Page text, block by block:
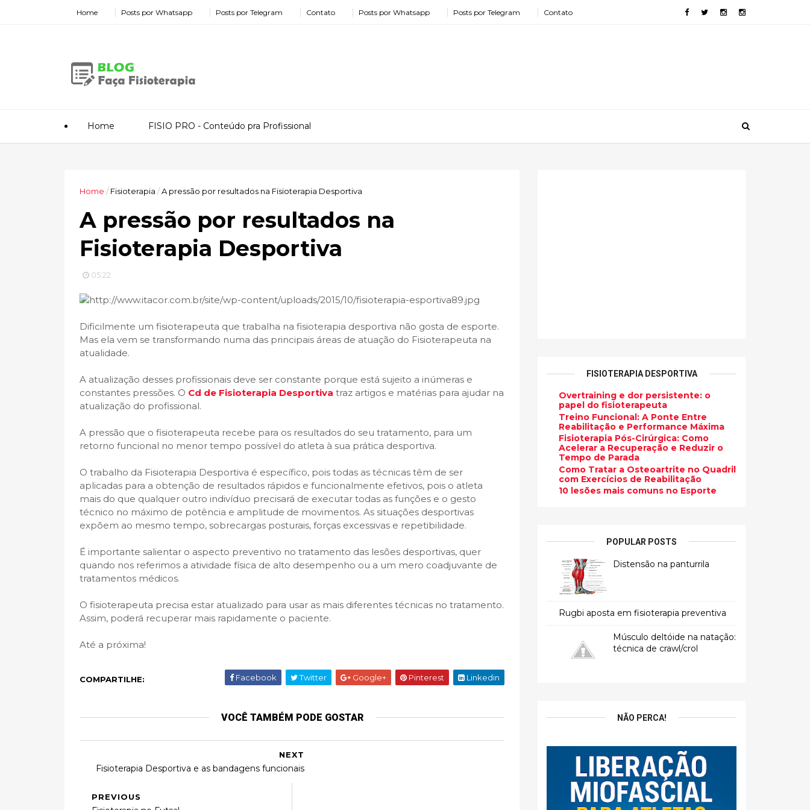
Home Posts por Whatsapp Posts por Telegram Contato Posts por Whatsapp Posts por Telegram Contato
Home FISIO PRO - Conteúdo pra Profissional
Home /Fisioterapia /A pressão por resultados na Fisioterapia Desportiva
A pressão por resultados na
Fisioterapia Desportiva
05:22
Dificilmente um fisioterapeuta que trabalha na fisioterapia desportiva não gosta de esporte.
Mas ela vem se transformando numa das principais áreas de atuação do Fisioterapeuta na
atualidade.
A atualização desses profissionais deve ser constante porque está sujeito a inúmeras e
constantes pressões. O Cd de Fisioterapia Desportiva traz artigos e matérias para ajudar na
atualização do profissional.
A pressão que o fisioterapeuta recebe para os resultados do seu tratamento, para um
retorno funcional no menor tempo possível do atleta à sua prática desportiva.
O trabalho da Fisioterapia Desportiva é específico, pois todas as técnicas têm de ser
aplicadas para a obtenção de resultados rápidos e funcionalmente efetivos, pois o atleta
mais do que qualquer outro indivíduo precisará de executar todas as funções e o gesto
técnico no máximo de potência e amplitude de movimentos. As situações desportivas
expõem ao mesmo tempo, sobrecargas posturais, forças excessivas e repetibilidade.
É importante salientar o aspecto preventivo no tratamento das lesões desportivas, quer
quando nos referimos a atividade física de alto desempenho ou a um mero coadjuvante de
tratamentos médicos.
O fisioterapeuta precisa estar atualizado para usar as mais diferentes técnicas no tratamento.
Assim, poderá recuperar mais rapidamente o paciente.
Até a próxima!
COMPARTILHE: Facebook Twitter Google+ Pinterest Linkedin
VOCÊ TAMBÉM PODE GOSTAR
NEXT
Fisioterapia Desportiva e as bandagens funcionais
PREVIOUS
FISIOTERAPIA DESPORTIVA
Overtraining e dor persistente: o
papel do fisioterapeuta
Treino Funcional: A Ponte Entre
Reabilitação e Performance Máxima
Fisioterapia Pós-Cirúrgica: Como
Acelerar a Recuperação e Reduzir o
Tempo de Parada
Como Tratar a Osteoartrite no Quadril
com Exercícios de Reabilitação
10 lesões mais comuns no Esporte
POPULAR POSTS
Distensão na panturrila
Rugbi aposta em fisioterapia preventiva
Músculo deltóide na natação:
técnica de crawl/crol
NÃO PERCA!